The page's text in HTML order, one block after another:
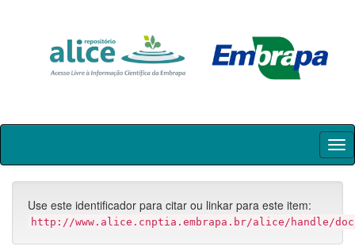
Skip
Use este identificador para citar ou linkar para este item:
http://www.alice.cnptia.embrapa.br/alice/handle/